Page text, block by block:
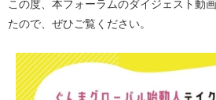
この度、本フォーラムのダイジェスト動
たので、ぜひご覧ください。